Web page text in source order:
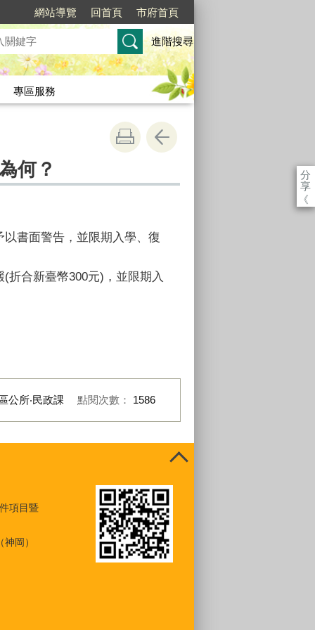
網站導覽 回首頁 市府首頁
進階搜尋
專區服務
分
享
《
何？
書面警告，並限期入學、復
折合新臺幣300元)，並限期入
公所‧民政課 點閱次數： 1586
項目暨
岡）